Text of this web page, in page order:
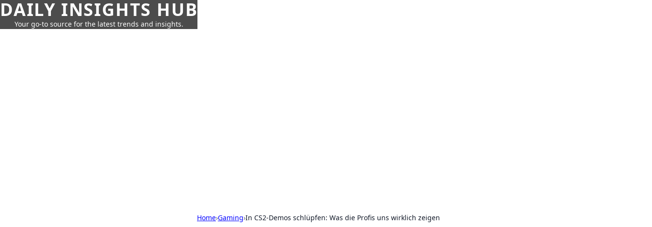
DAILY INSIGHTS HUB
Your go-to source for the latest trends and insights.
Home›Gaming›In CS2-Demos schlüpfen: Was die Profis uns wirklich zeigen